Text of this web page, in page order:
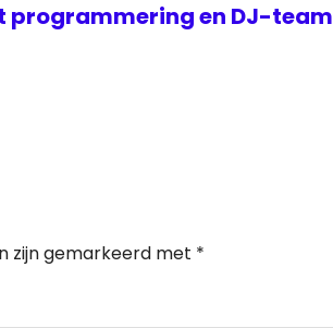
programmering en DJ-team
zijn gemarkeerd met *